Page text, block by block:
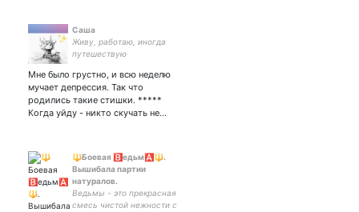
Саша
Живу, работаю, иногда
путешествую
Мне было грустно, и всю неделю
мучает депрессия. Так что
родились такие стишки. *****
Когда уйду - никто скучать не…
🔱Боевая 🅱️едьм🅰️🔱.
Вышибала партии
натуралов.
Ведьмы - это прекрасная
смесь чистой нежности с